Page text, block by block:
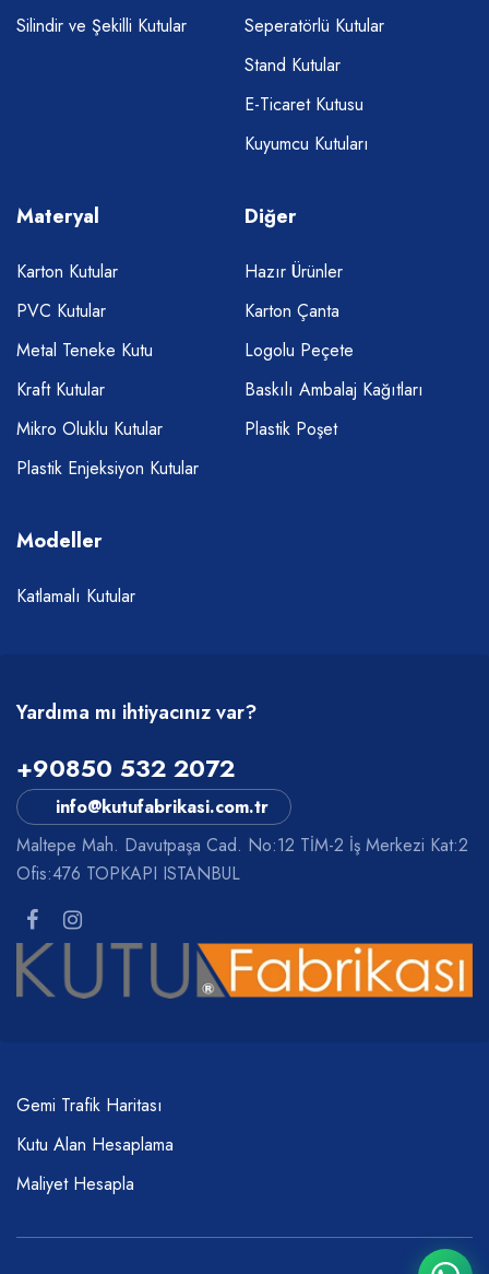
Silindir ve Şekilli Kutular
Seperatörlü Kutular
Stand Kutular
E-Ticaret Kutusu
Kuyumcu Kutuları
Materyal
Karton Kutular
PVC Kutular
Metal Teneke Kutu
Kraft Kutular
Mikro Oluklu Kutular
Plastik Enjeksiyon Kutular
Diğer
Hazır Ürünler
Karton Çanta
Logolu Peçete
Baskılı Ambalaj Kağıtları
Plastik Poşet
Modeller
Katlamalı Kutular
Yardıma mı ihtiyacınız var?
+90850 532 2072
info@kutufabrikasi.com.tr
Maltepe Mah. Davutpaşa Cad. No:12 TİM-2 İş Merkezi Kat:2
Ofis:476 TOPKAPI ISTANBUL
Gemi Trafik Haritası
Kutu Alan Hesaplama
Maliyet Hesapla